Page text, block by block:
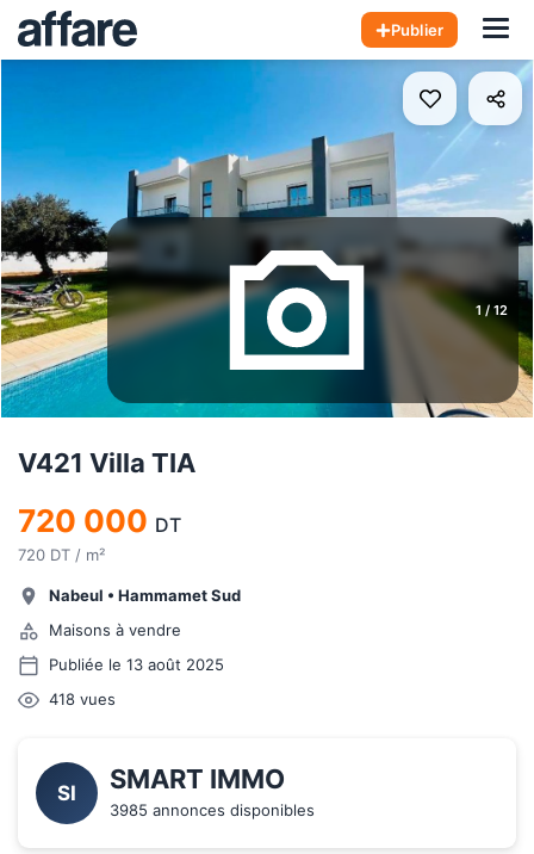
Publier
1 / 12
V421 Villa TIA
720 000 DT
720 DT / m²
Nabeul • Hammamet Sud
Maisons à vendre
Publiée le 13 août 2025
418 vues
SI SMART IMMO
3985 annonces disponibles